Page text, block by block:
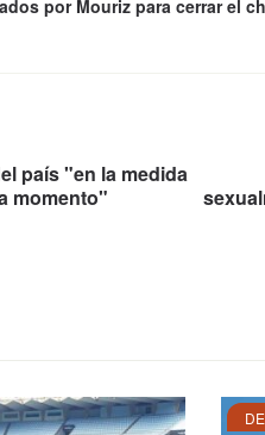
por Mouriz para cerrar el
país "en la medida
momento"